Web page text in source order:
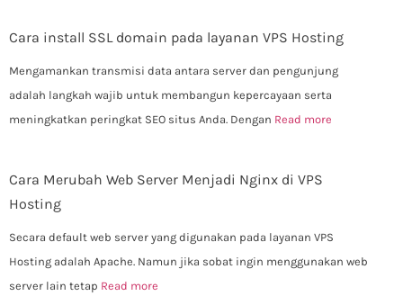
Cara install SSL domain pada layanan VPS Hosting
Mengamankan transmisi data antara server dan pengunjung
adalah langkah wajib untuk membangun kepercayaan serta
meningkatkan peringkat SEO situs Anda. Dengan Read more
Cara Merubah Web Server Menjadi Nginx di VPS
Hosting
Secara default web server yang digunakan pada layanan VPS
Hosting adalah Apache. Namun jika sobat ingin menggunakan web
server lain tetap Read more